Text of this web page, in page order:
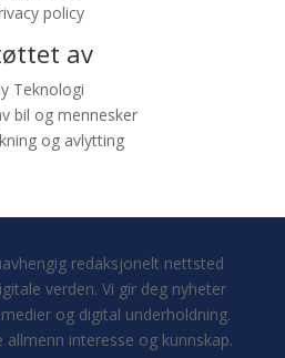
policy
av
Teknologi
bil og mennesker
og avlytting
redaksjonelt nettsted
verden. Vi gir deg nyheter
og digital underholdning.
interesse og kunnskap.